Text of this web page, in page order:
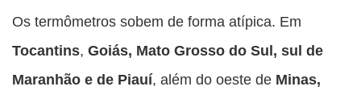
Os termômetros sobem de forma atípica. Em
Tocantins, Goiás, Mato Grosso do Sul, sul de
Maranhão e de Piauí, além do oeste de Minas,